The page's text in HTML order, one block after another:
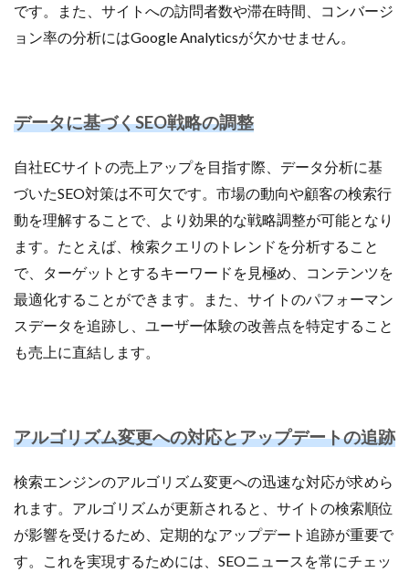
です。また、サイトへの訪問者数や滞在時間、コンバージ
ョン率の分析にはGoogle Analyticsが欠かせません。
データに基づくSEO戦略の調整
自社ECサイトの売上アップを目指す際、データ分析に基
づいたSEO対策は不可欠です。市場の動向や顧客の検索行
動を理解することで、より効果的な戦略調整が可能となり
ます。たとえば、検索クエリのトレンドを分析すること
で、ターゲットとするキーワードを見極め、コンテンツを
最適化することができます。また、サイトのパフォーマン
スデータを追跡し、ユーザー体験の改善点を特定すること
も売上に直結します。
アルゴリズム変更への対応とアップデートの追跡
検索エンジンのアルゴリズム変更への迅速な対応が求めら
れます。アルゴリズムが更新されると、サイトの検索順位
が影響を受けるため、定期的なアップデート追跡が重要で
す。これを実現するためには、SEOニュースを常にチェッ